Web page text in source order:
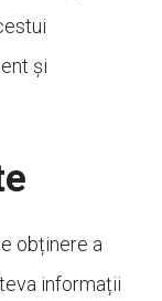
și
obținere a
informații